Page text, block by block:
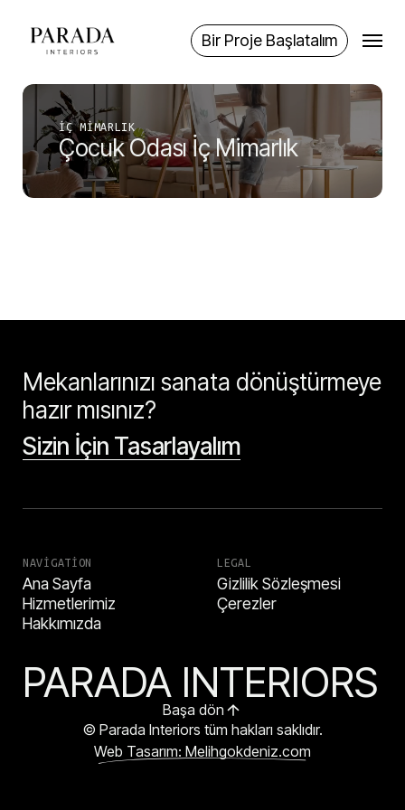
content
Bir Proje Başlatalım
Menu
İÇ MIMARLIK
Çocuk Odası İç Mimarlık
Mekanlarınızı sanata dönüştürmeye
hazır mısınız?
Sizin İçin Tasarlayalım
NAVIGATION
Ana Sayfa
Hizmetlerimiz
Hakkımızda
LEGAL
Gizlilik Sözleşmesi
Çerezler
PARADA INTERIORS
Başa dön
© Parada Interiors tüm hakları saklıdır.
Web Tasarım: Melihgokdeniz.com